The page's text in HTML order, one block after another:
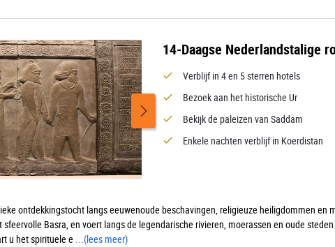
14-Daagse Nederlandstalige
Verblijf in 4 en 5 sterren hotels
Bezoek aan het historische Ur
Bekijk de paleizen van Saddam
Enkele nachten verblijf in Koerdistan
ontdekkingstocht langs eeuwenoude beschavingen, religieuze heiligdommen en
Basra, en voert langs de legendarische rivieren, moerassen en oude
u het spirituele e ...(lees meer)